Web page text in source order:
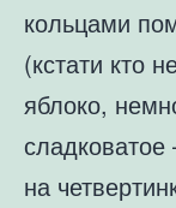
кольцами
(кстати кто
яблоко,
на